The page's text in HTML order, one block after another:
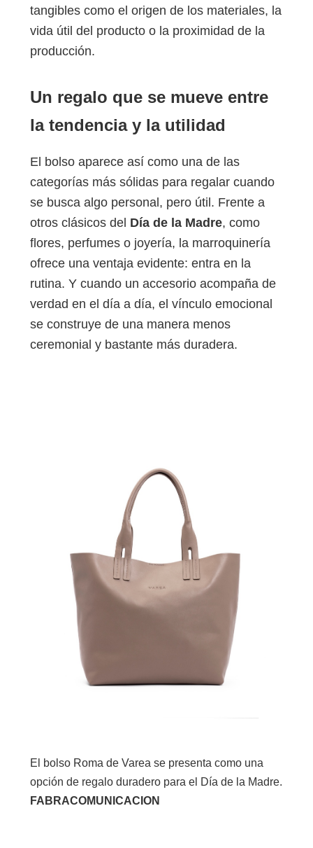
tangibles como el origen de los materiales, la
vida útil del producto o la proximidad de la
producción.
Un regalo que se mueve entre
la tendencia y la utilidad
El bolso aparece así como una de las
categorías más sólidas para regalar cuando
se busca algo personal, pero útil. Frente a
otros clásicos del Día de la Madre, como
flores, perfumes o joyería, la marroquinería
ofrece una ventaja evidente: entra en la
rutina. Y cuando un accesorio acompaña de
verdad en el día a día, el vínculo emocional
se construye de una manera menos
ceremonial y bastante más duradera.
El bolso Roma de Varea se presenta como una
opción de regalo duradero para el Día de la Madre.
FABRACOMUNICACION